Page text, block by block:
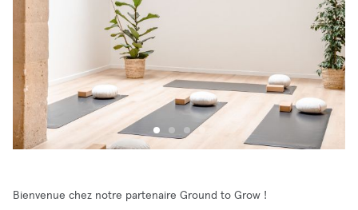
Bienvenue chez notre partenaire Ground to Grow !